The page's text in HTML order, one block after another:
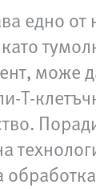
едно
може